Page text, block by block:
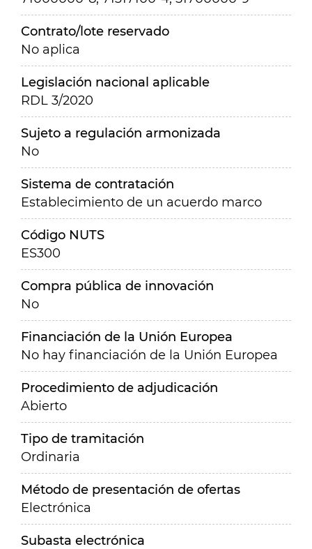
Contrato/lote reservado
No aplica
Legislación nacional aplicable
RDL 3/2020
Sujeto a regulación armonizada
No
Sistema de contratación
Establecimiento de un acuerdo marco
Código NUTS
ES300
Compra pública de innovación
No
Financiación de la Unión Europea
No hay financiación de la Unión Europea
Procedimiento de adjudicación
Abierto
Tipo de tramitación
Ordinaria
Método de presentación de ofertas
Electrónica
Subasta electrónica